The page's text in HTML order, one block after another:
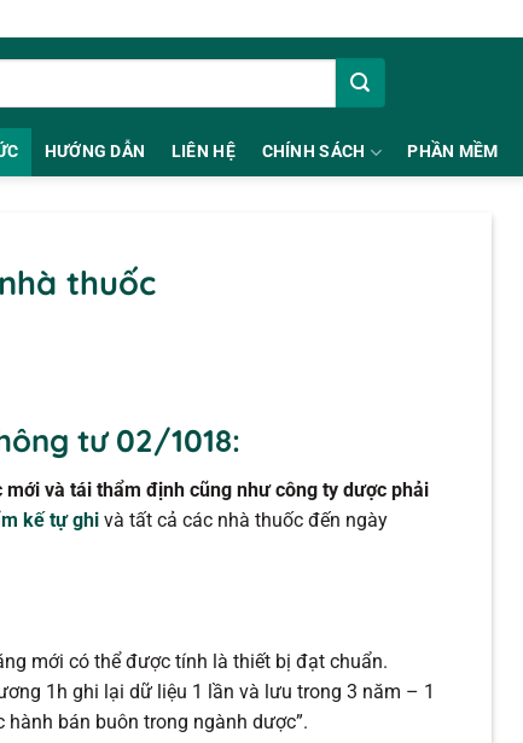
HƯỚNG DẪN LIÊN HỆ CHÍNH SÁCH PHẦN MỀM
thuốc
tư 02/1018:
và tái thẩm định cũng như công ty dược phải
kế tự ghi và tất cả các nhà thuốc đến ngày
mới có thể được tính là thiết bị đạt chuẩn.
1h ghi lại dữ liệu 1 lần và lưu trong 3 năm – 1
hành bán buôn trong ngành dược”.